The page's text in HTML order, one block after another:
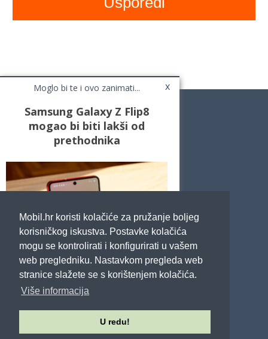
Mobil.hr koristi kolačiće za pružanje boljeg
korisničkog iskustva. Postavke kolačića
mogu se kontrolirati i konfigurirati u vašem
web pregledniku. Nastavkom pregleda web
stranice slažete se s korištenjem kolačića.
Više informacija
U redu!
Moglo bi te i ovo zanimati... x
Samsung Galaxy Z Flip8
mogao bi biti lakši od
prethodnika
Top Liste
Cafe Mobil
Usporedi mobitele
Impressum
Marketing
Pravne odredbe
Izjava o privatnosti
POTRAŽITE NAS
Sva prava pridržana - Mobil.hr - 2026.